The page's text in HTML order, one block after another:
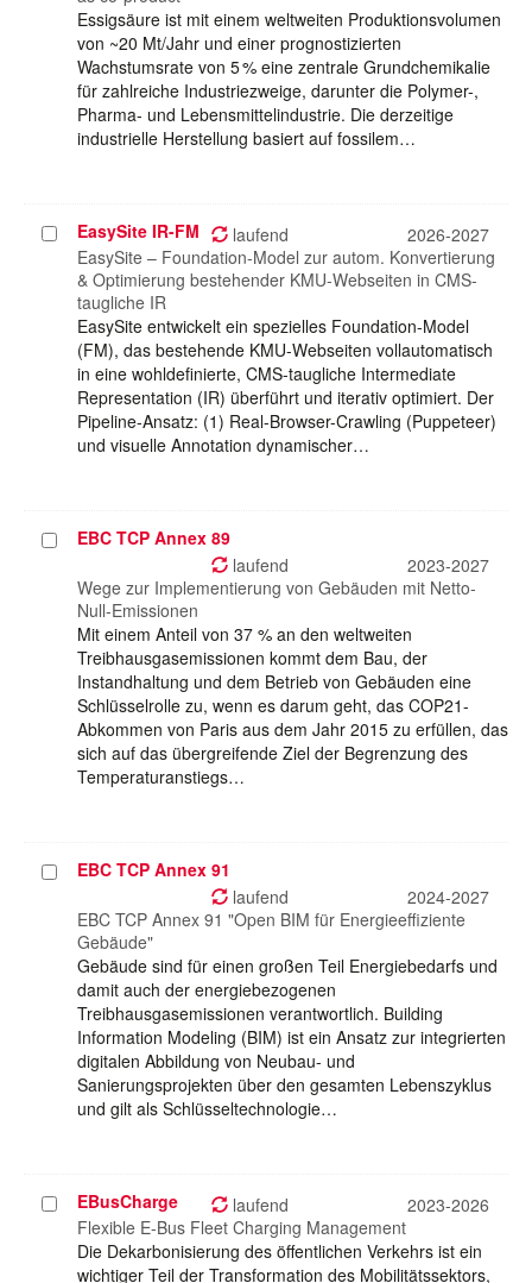
Essigsäure ist mit einem weltweiten Produktionsvolumen
von ~20 Mt/Jahr und einer prognostizierten
Wachstumsrate von 5 % eine zentrale Grundchemikalie
für zahlreiche Industriezweige, darunter die Polymer-,
Pharma- und Lebensmittelindustrie. Die derzeitige
industrielle Herstellung basiert auf fossilem…
Projekt
auswählen
EasySite IR-FM laufend
2026-2027
EasySite – Foundation-Model zur autom. Konvertierung
& Optimierung bestehender KMU-Webseiten in CMS-
taugliche IR
EasySite entwickelt ein spezielles Foundation-Model
(FM), das bestehende KMU-Webseiten vollautomatisch
in eine wohldefinierte, CMS-taugliche Intermediate
Representation (IR) überführt und iterativ optimiert. Der
Pipeline-Ansatz: (1) Real-Browser-Crawling (Puppeteer)
und visuelle Annotation dynamischer…
ProjektEBC TCP Annex 89
laufend
2023-2027
Wege zur Implementierung von Gebäuden mit Netto-
Null-Emissionen
Mit einem Anteil von 37 % an den weltweiten
Treibhausgasemissionen kommt dem Bau, der
Instandhaltung und dem Betrieb von Gebäuden eine
Schlüsselrolle zu, wenn es darum geht, das COP21-
Abkommen von Paris aus dem Jahr 2015 zu erfüllen, das
sich auf das übergreifende Ziel der Begrenzung des
Temperaturanstiegs…
ProjektEBC TCP Annex 91
laufend
2024-2027
EBC TCP Annex 91 "Open BIM für Energieeffiziente
Gebäude"
Gebäude sind für einen großen Teil Energiebedarfs und
damit auch der energiebezogenen
Treibhausgasemissionen verantwortlich. Building
Information Modeling (BIM) ist ein Ansatz zur integrierten
digitalen Abbildung von Neubau- und
Sanierungsprojekten über den gesamten Lebenszyklus
und gilt als Schlüsseltechnologie…
Projekt
auswählen
EBusCharge laufend
2023-2026
Flexible E-Bus Fleet Charging Management
Die Dekarbonisierung des öffentlichen Verkehrs ist ein
wichtiger Teil der Transformation des Mobilitätssektors,